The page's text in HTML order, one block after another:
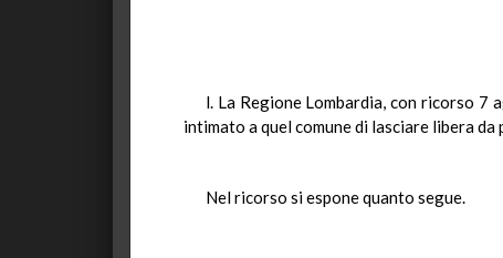
l. La Regione Lombardia, con ricorso
intimato a quel comune di lasciare libera
Nel ricorso si espone quanto segue.